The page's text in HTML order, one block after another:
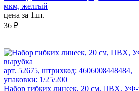
мкм, желтый
цена за 1шт.
36 ₽
арт. 52675, штрихкод: 4606008448484,
упаковки: 1/25/200
Набор гибких линеек, 20 см, ПВХ, УФ-